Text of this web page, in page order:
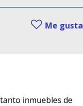
Me gusta
inmuebles de